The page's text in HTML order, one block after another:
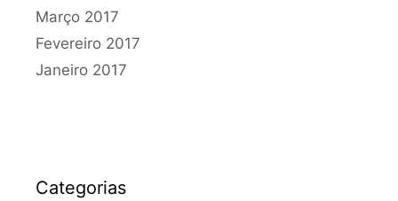
Março 2017
Fevereiro 2017
Janeiro 2017
Categorias